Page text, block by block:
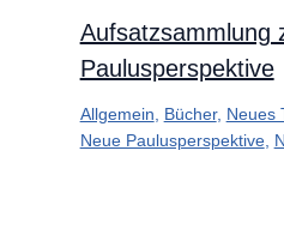
Aufsatzsammlung
Paulusperspektive
Allgemein, Bücher, Neues
Neue Paulusperspektive,